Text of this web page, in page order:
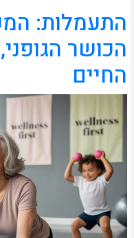
התעמלות:
הכושר
החיים